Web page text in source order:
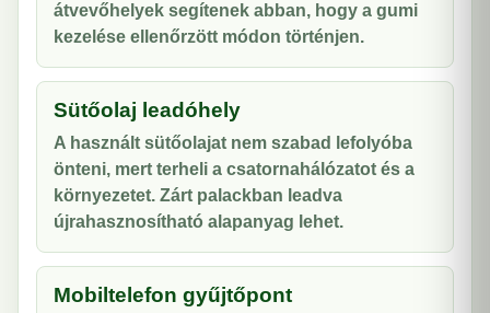
átvevőhelyek segítenek abban, hogy a gumi
kezelése ellenőrzött módon történjen.
Sütőolaj leadóhely
A használt sütőolajat nem szabad lefolyóba
önteni, mert terheli a csatornahálózatot és a
környezetet. Zárt palackban leadva
újrahasznosítható alapanyag lehet.
Mobiltelefon gyűjtőpont